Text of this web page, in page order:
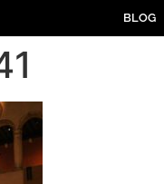
BLOG